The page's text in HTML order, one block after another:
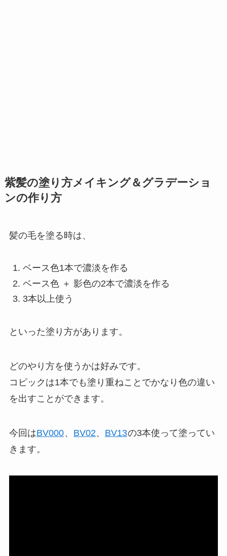
紫髪の塗り方メイキング＆グラデーショ
ンの作り方
髪の毛を塗る時は、
ベース色1本で濃淡を作る
ベース色 ＋ 影色の2本で濃淡を作る
3本以上使う
といった塗り方があります。
どのやり方を使うかは好みです。
コピックは1本でも塗り重ねことでかなり色の違い
を出すことができます。
今回はBV000、 BV02、 BV13の3本使って塗ってい
きます。